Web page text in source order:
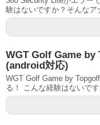
験はないですか？そんなア
WGT Golf Game by
(android対応)
WGT Golf Game by
る！ こんな経験はないで